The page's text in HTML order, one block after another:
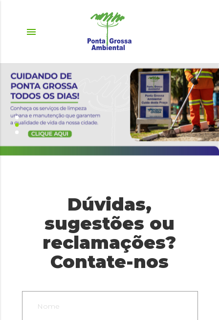
menu
Dúvidas,
sugestões ou
reclamações?
Contate-nos